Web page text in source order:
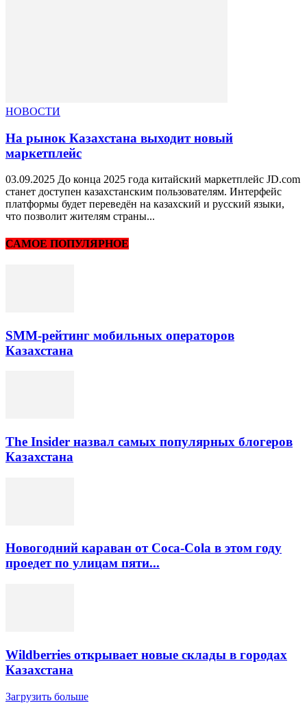
НОВОСТИ
На рынок Казахстана выходит новый
маркетплейс
03.09.2025 До конца 2025 года китайский маркетплейс JD.com
станет доступен казахстанским пользователям. Интерфейс
платформы будет переведён на казахский и русский языки,
что позволит жителям страны...
САМОЕ ПОПУЛЯРНОЕ
SMM-рейтинг мобильных операторов
Казахстана
The Insider назвал самых популярных блогеров
Казахстана
Новогодний караван от Coca-Cola в этом году
проедет по улицам пяти...
Wildberries открывает новые склады в городах
Казахстана
Загрузить больше